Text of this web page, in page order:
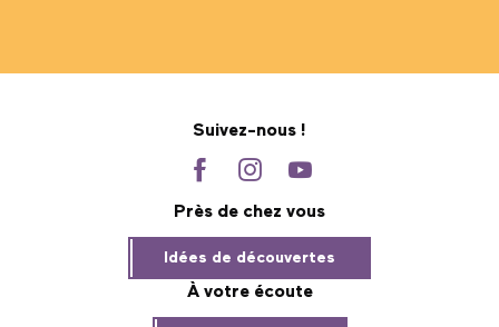
Suivez-nous !
Près de chez vous
Idées de découvertes
À votre écoute